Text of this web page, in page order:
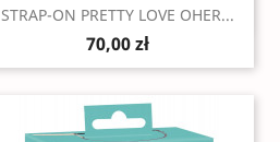
Szybki podgląd
STRAP-ON PRETTY LOVE OHER...
70,00 zł